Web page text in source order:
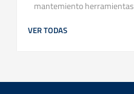
mantemiento herramientas
VER TODAS